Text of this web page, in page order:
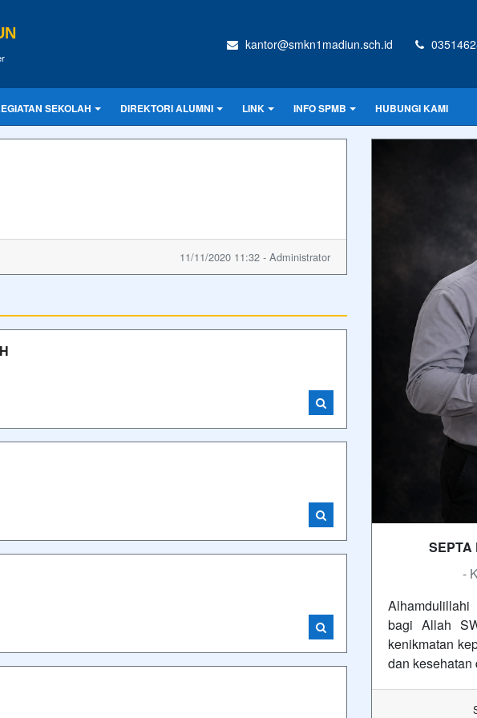
kantor@smkn1madiun.sch.id
SEKOLAH DIREKTORI ALUMNI LINK INFO SPMB HUBUNGI KAMI
11/11/2020 11:32 - Administrator
SEPTA
-
bagi Allah
kenikmatan
dan